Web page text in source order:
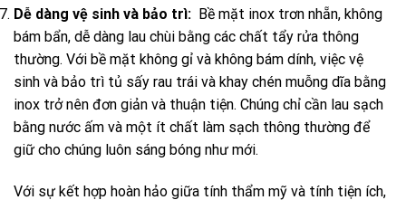
Dễ dàng vệ sinh và bảo trì: Bề mặt inox trơn nhẵn, không
bám bẩn, dễ dàng lau chùi bằng các chất tẩy rửa thông
thường. Với bề mặt không gỉ và không bám dính, việc vệ
sinh và bảo trì tủ sấy rau trái và khay chén muỗng dĩa bằng
inox trở nên đơn giản và thuận tiện. Chúng chỉ cần lau sạch
bằng nước ấm và một ít chất làm sạch thông thường để
giữ cho chúng luôn sáng bóng như mới.
Với sự kết hợp hoàn hảo giữa tính thẩm mỹ và tính tiện ích,